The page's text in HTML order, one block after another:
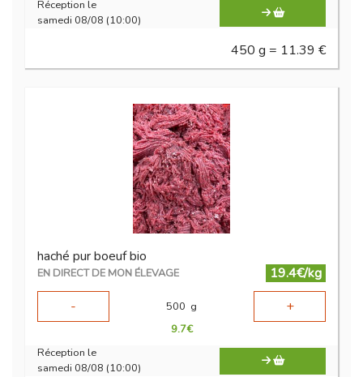
Réception le
samedi 08/08 (10:00)
450 g = 11.39 €
haché pur boeuf bio
EN DIRECT DE MON ÉLEVAGE
19.4€/kg
-
500 g +
9.7€
Réception le
samedi 08/08 (10:00)